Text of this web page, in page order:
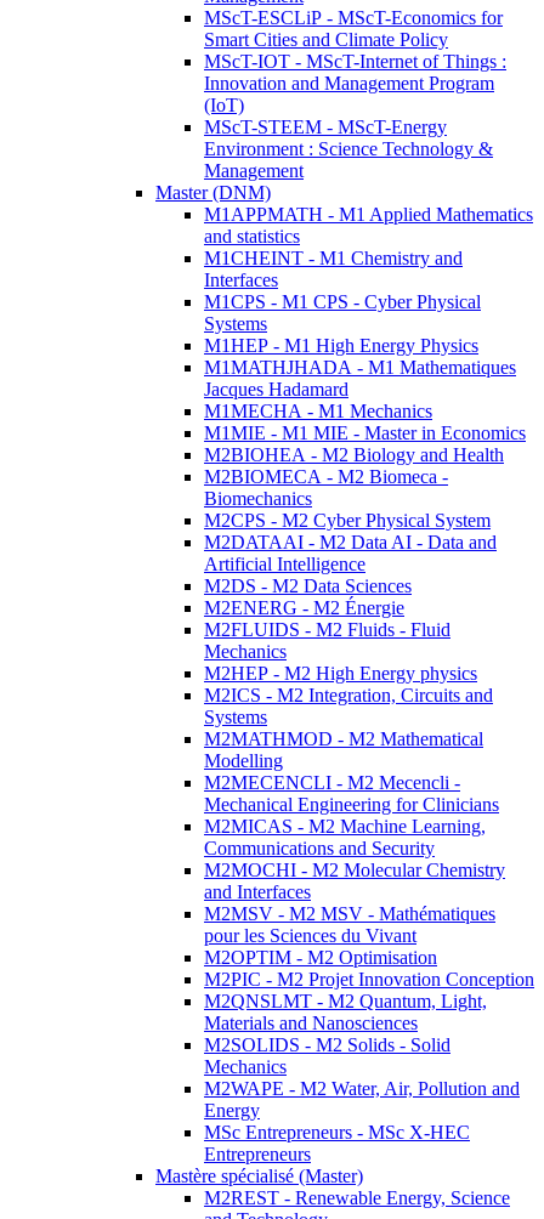
MScT-ESCLiP - MScT-Economics for
Smart Cities and Climate Policy
MScT-IOT - MScT-Internet of Things :
Innovation and Management Program
(IoT)
MScT-STEEM - MScT-Energy
Environment : Science Technology &
Management
Master (DNM)
M1APPMATH - M1 Applied Mathematics
and statistics
M1CHEINT - M1 Chemistry and
Interfaces
M1CPS - M1 CPS - Cyber Physical
Systems
M1HEP - M1 High Energy Physics
M1MATHJHADA - M1 Mathematiques
Jacques Hadamard
M1MECHA - M1 Mechanics
M1MIE - M1 MIE - Master in Economics
M2BIOHEA - M2 Biology and Health
M2BIOMECA - M2 Biomeca -
Biomechanics
M2CPS - M2 Cyber Physical System
M2DATAAI - M2 Data AI - Data and
Artificial Intelligence
M2DS - M2 Data Sciences
M2ENERG - M2 Énergie
M2FLUIDS - M2 Fluids - Fluid
Mechanics
M2HEP - M2 High Energy physics
M2ICS - M2 Integration, Circuits and
Systems
M2MATHMOD - M2 Mathematical
Modelling
M2MECENCLI - M2 Mecencli -
Mechanical Engineering for Clinicians
M2MICAS - M2 Machine Learning,
Communications and Security
M2MOCHI - M2 Molecular Chemistry
and Interfaces
M2MSV - M2 MSV - Mathématiques
pour les Sciences du Vivant
M2OPTIM - M2 Optimisation
M2PIC - M2 Projet Innovation Conception
M2QNSLMT - M2 Quantum, Light,
Materials and Nanosciences
M2SOLIDS - M2 Solids - Solid
Mechanics
M2WAPE - M2 Water, Air, Pollution and
Energy
MSc Entrepreneurs - MSc X-HEC
Entrepreneurs
Mastère spécialisé (Master)
M2REST - Renewable Energy, Science